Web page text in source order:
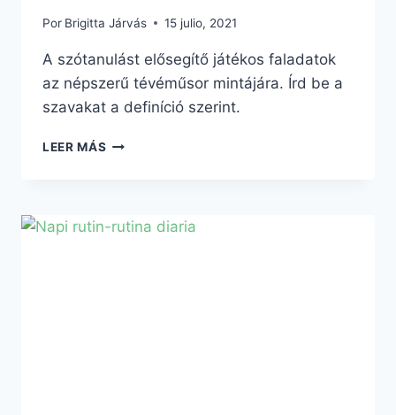
Por Brigitta Járvás 15 julio, 2021
A szótanulást elősegítő játékos faladatok
az népszerű tévéműsor mintájára. Írd be a
szavakat a definíció szerint.
LEER MÁS PASAPALABRA